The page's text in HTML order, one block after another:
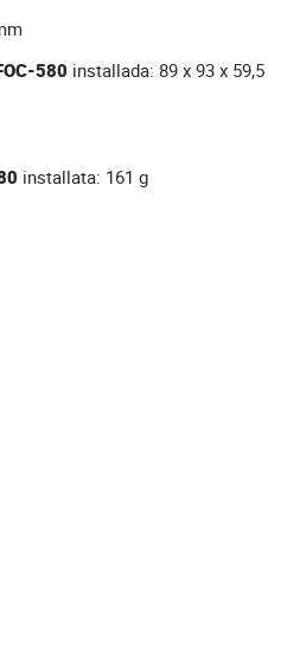
580 installada: 89 x 93 x 59,5
installata: 161 g